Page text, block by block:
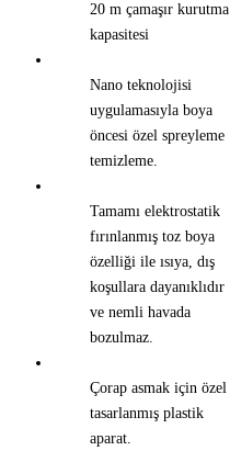
20 m çamaşır kurutma
kapasitesi
Nano teknolojisi
uygulamasıyla boya
öncesi özel spreyleme
temizleme.
Tamamı elektrostatik
fırınlanmış toz boya
özelliği ile ısıya, dış
koşullara dayanıklıdır
ve nemli havada
bozulmaz.
Çorap asmak için özel
tasarlanmış plastik
aparat.